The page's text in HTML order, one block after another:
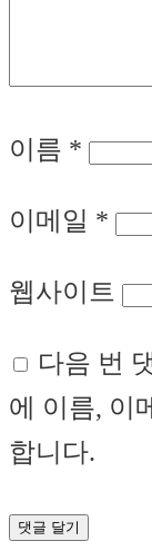
이름 *
이메일 *
웹사이트
다음 번
에 이름, 이
합니다.